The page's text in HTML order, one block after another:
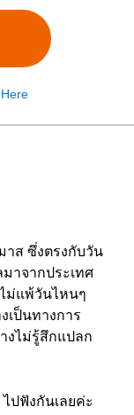
าส ซึ่งตรงกับวัน
าจากประเทศ
ม่แพ้วันไหนๆ
เป็นทางการ
งไม่รู้สึกแปลก
ปฟังกันเลยค่ะ